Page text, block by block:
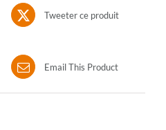
Tweeter ce produit
Email This Product